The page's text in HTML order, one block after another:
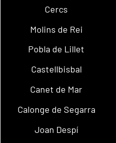
Cercs
Molins de Rei
Pobla de Lillet
Castellbisbal
Canet de Mar
Calonge de Segarra
Joan Despí